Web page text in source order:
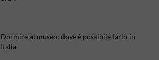
Dormire al museo: dove è possibile farlo in
Italia